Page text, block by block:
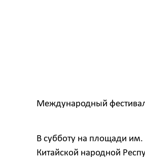
Международный
В субботу на площади им.
Китайской народной